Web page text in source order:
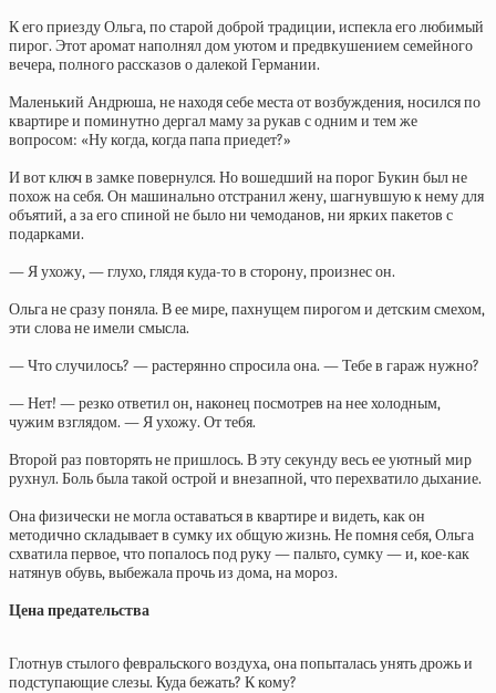
К его приезду Ольга, по старой доброй традиции, испекла его любимый
пирог. Этот аромат наполнял дом уютом и предвкушением семейного
вечера, полного рассказов о далекой Германии.
Маленький Андрюша, не находя себе места от возбуждения, носился по
квартире и поминутно дергал маму за рукав с одним и тем же
вопросом: «Ну когда, когда папа приедет?»
И вот ключ в замке повернулся. Но вошедший на порог Букин был не
похож на себя. Он машинально отстранил жену, шагнувшую к нему для
объятий, а за его спиной не было ни чемоданов, ни ярких пакетов с
подарками.
— Я ухожу, — глухо, глядя куда-то в сторону, произнес он.
Ольга не сразу поняла. В ее мире, пахнущем пирогом и детским смехом,
эти слова не имели смысла.
— Что случилось? — растерянно спросила она. — Тебе в гараж нужно?
— Нет! — резко ответил он, наконец посмотрев на нее холодным,
чужим взглядом. — Я ухожу. От тебя.
Второй раз повторять не пришлось. В эту секунду весь ее уютный мир
рухнул. Боль была такой острой и внезапной, что перехватило дыхание.
Она физически не могла оставаться в квартире и видеть, как он
методично складывает в сумку их общую жизнь. Не помня себя, Ольга
схватила первое, что попалось под руку — пальто, сумку — и, кое-как
натянув обувь, выбежала прочь из дома, на мороз.
Цена предательства
Глотнув стылого февральского воздуха, она попыталась унять дрожь и
подступающие слезы. Куда бежать? К кому?